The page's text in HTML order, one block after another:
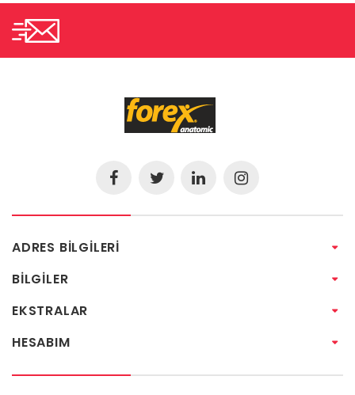
ADRES BILGILERI
BILGILER
EKSTRALAR
HESABIM